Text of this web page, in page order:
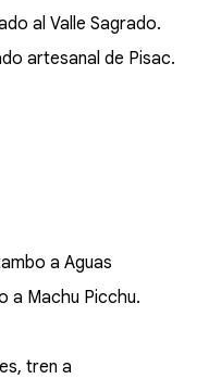
al Valle Sagrado.
artesanal de Pisac.
a Aguas
a Machu Picchu.
tren a